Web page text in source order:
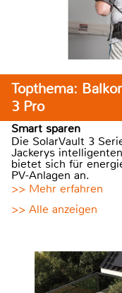
Topthema:
3 Pro
Smart sparen
Die SolarVault 3
Jackerys
bietet sich für
PV-Anlagen an.
>> Mehr erfahren
>> Alle anzeigen